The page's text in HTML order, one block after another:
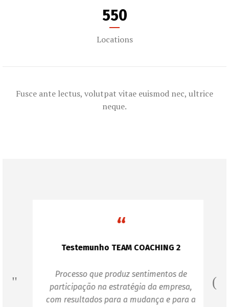
550
Locations
Fusce ante lectus, volutpat vitae euismod nec, ultrice
neque.
“
Testemunho TEAM COACHING 2
Processo que produz sentimentos de
participação na estratégia da empresa,
com resultados para a mudança e para a